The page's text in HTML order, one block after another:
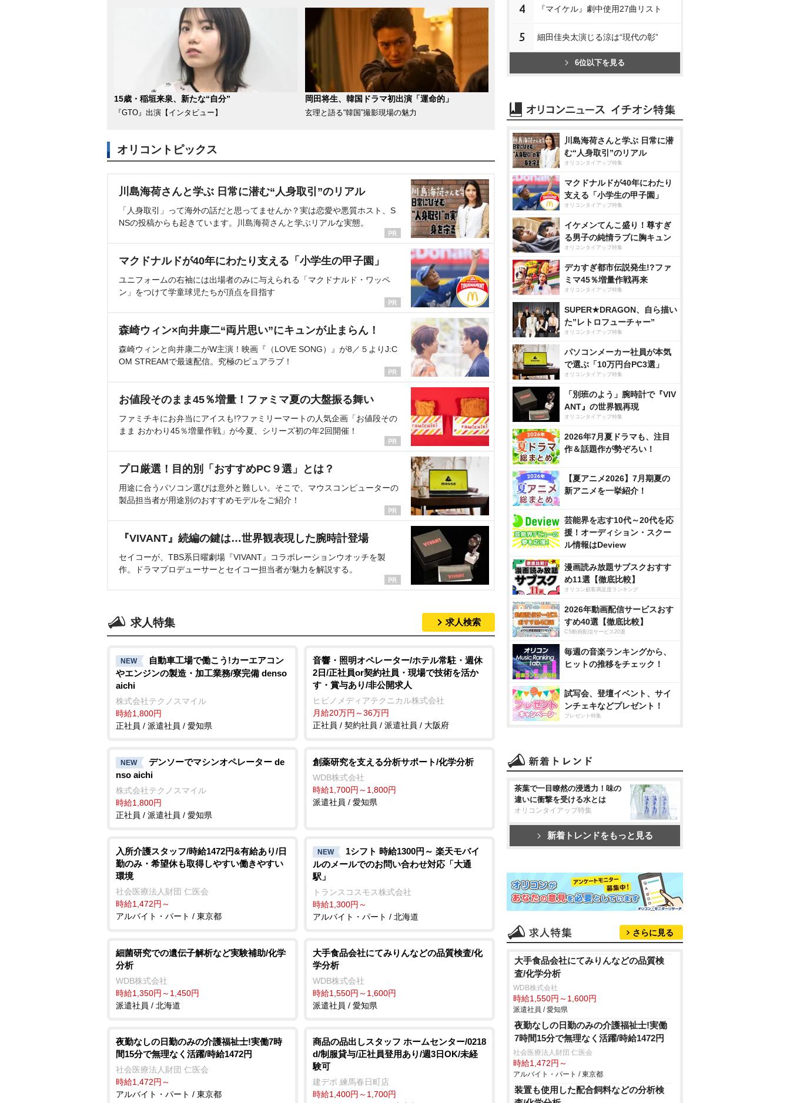
15歳・稲垣来泉、新たな“自分”
『GTO』出演【インタビュー】
岡田将生、韓国ドラマ初出演「運命的」
玄理と語る“韓国”撮影現場の魅力
オリコントピックス
川島海荷さんと学ぶ 日常に潜む“人身取引”のリアル
「人身取引」って海外の話だと思ってませんか？実は恋愛や悪質ホスト、S
NSの投稿からも起きています。川島海荷さんと学ぶリアルな実態。
マクドナルドが40年にわたり支える「小学生の甲子園」
ユニフォームの右袖には出場者のみに与えられる「マクドナルド・ワッペ
ン」をつけて学童球児たちが頂点を目指す
森崎ウィン×向井康二“両片思い”にキュンが止まらん！
森崎ウィンと向井康二がW主演！映画『（LOVE SONG）』が8／５よりJ:C
OM STREAMで最速配信。究極のピュアラブ！
お値段そのまま45％増量！ファミマ夏の大盤振る舞い
ファミチキにお弁当にアイスも!?ファミリーマートの人気企画「お値段その
まま おかわり45％増量作戦」が今夏、シリーズ初の年2回開催！
プロ厳選！目的別「おすすめPC９選」とは？
用途に合うパソコン選びは意外と難しい。そこで、マウスコンピューターの
製品担当者が用途別のおすすめモデルをご紹介！
『VIVANT』続編の鍵は…世界観表現した腕時計登場
セイコーが、TBS系日曜劇場『VIVANT』コラボレーションウオッチを製
作。ドラマプロデューサーとセイコー担当者が魅力を解説する。
求人特集 求人検索
NEW
自動車工場で働こう!カーエアコン
エンジンの製造・加工業務/寮完備 denso
aichi
株式会社テクノスマイル
時給1,800円
正社員 / 派遣社員 / 愛知県
音響・照明オペレーター/ホテル常駐・週休
2日/正社員or契約社員・現場で技術を活か
す・賞与あり/非公開求人
ヒビノメディアテクニカル株式会社
月給20万円～36万円
正社員 / 契約社員 / 派遣社員 / 大阪府
NEW
デンソーでマシンオペレーター de
nso aichi
株式会社テクノスマイル
時給1,800円
正社員 / 派遣社員 / 愛知県
創薬研究を支える分析サポート/化学分析
WDB株式会社
時給1,700円～1,800円
派遣社員 / 愛知県
入所介護スタッフ/時給1472円&有給あり/日
勤のみ・希望休も取得しやすい働きやすい
環境
社会医療法人財団 仁医会
時給1,472円～
アルバイト・パート / 東京都
NEW
1シフト 時給1300円～ 楽天モバイ
ルのメールでのお問い合わせ対応「大通
駅」
トランスコスモス株式会社
時給1,300円～
アルバイト・パート / 北海道
細菌研究での遺伝子解析など実験補助/化学
分析
WDB株式会社
時給1,350円～1,450円
派遣社員 / 北海道
大手食品会社にてみりんなどの品質検査/化
学分析
WDB株式会社
時給1,550円～1,600円
派遣社員 / 愛知県
夜勤なしの日勤のみの介護福祉士!実働7時
間15分で無理なく活躍/時給1472円
社会医療法人財団 仁医会
時給1,472円～
アルバイト・パート / 東京都
商品の品出しスタッフ ホームセンター/0218
d/制服貸与/正社員登用あり/週3日OK/未経
験可
建デポ 練馬春日町店
時給1,400円～1,700円
4 『マイケル』劇中使用27曲リスト
5 細田佳央太演じる涼は“現代の彰”
6位以下を見る
川島海荷さんと学ぶ 日常に潜
む“人身取引”のリアル
オリコンタイアップ特集
マクドナルドが40年にわたり
支える「小学生の甲子園」
オリコンタイアップ特集
イケメンてんこ盛り！尊すぎ
る男子の純情ラブに胸キュン
オリコンタイアップ特集
デカすぎ都市伝説発生!?ファ
ミマ45％増量作戦再来
オリコンタイアップ特集
SUPER★DRAGON、自ら描い
た”レトロフューチャー”
オリコンタイアップ特集
パソコンメーカー社員が本気
で選ぶ「10万円台PC3選」
オリコンタイアップ特集
「別班のよう」腕時計で『VIV
ANT』の世界観再現
オリコンタイアップ特集
2026年7月夏ドラマも、注目
作＆話題作が勢ぞろい！
【夏アニメ2026】7月期夏の
新アニメを一挙紹介！
芸能界を志す10代～20代を応
援！オーディション・スクー
ル情報はDeview
漫画読み放題サブスクおすす
め11選【徹底比較】
オリコン顧客満足度ランキング
2026年動画配信サービスおす
すめ40選【徹底比較】
CS動画配信サービス20選
毎週の音楽ランキングから、
ヒットの推移をチェック！
試写会、登壇イベント、サイ
ンチェキなどプレゼント！
プレゼント特集
茶葉で一目瞭然の浸透力！味の
違いに衝撃を受ける水とは
オリコンタイアップ特集
新着トレンドをもっと見る
さらに見る
大手食品会社にてみりんなどの品質検
査/化学分析
WDB株式会社
時給1,550円～1,600円
派遣社員 / 愛知県
夜勤なしの日勤のみの介護福祉士!実働
7時間15分で無理なく活躍/時給1472円
社会医療法人財団 仁医会
時給1,472円～
アルバイト・パート / 東京都
装置も使用した配合飼料などの分析検